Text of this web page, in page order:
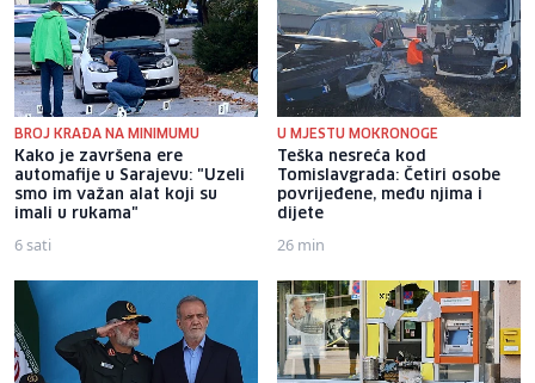
BROJ KRAĐA NA MINIMUMU
Kako je završena ere
automafije u Sarajevu: "Uzeli
smo im važan alat koji su
imali u rukama"
6 sati
U MJESTU MOKRONOGE
Teška nesreća kod
Tomislavgrada: Četiri osobe
povrijeđene, među njima i
dijete
26 min